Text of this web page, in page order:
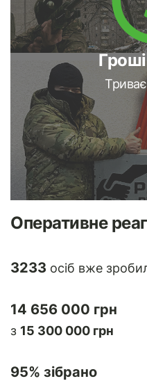
Триває
Оперативне
3233 осіб вже
14 656 000 грн
з 15 300 000 грн
95% зібрано